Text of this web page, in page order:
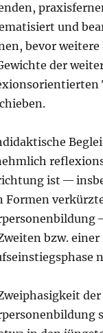
und
bevor weitere
der
ist —
Formen
bzw. einer
der